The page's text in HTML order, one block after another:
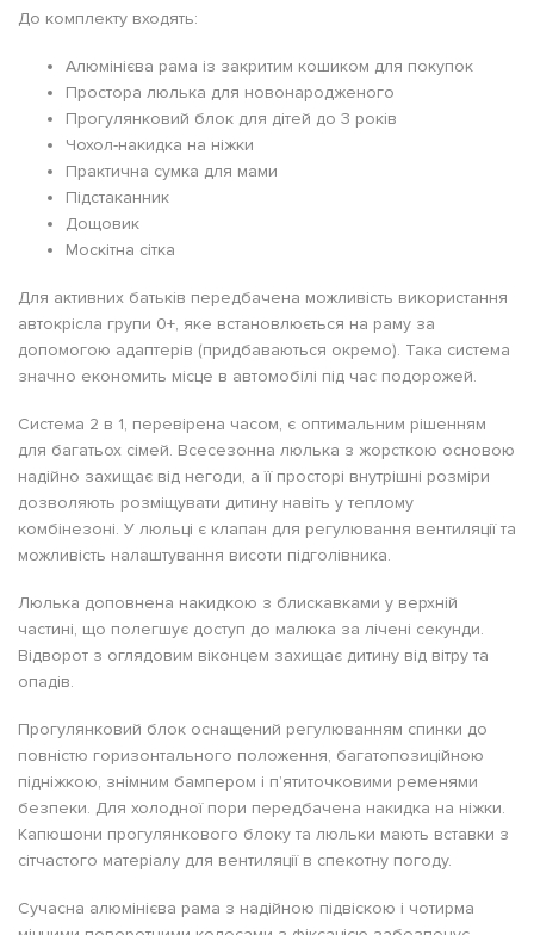
До комплекту входять:
Алюмінієва рама із закритим кошиком для покупок
Простора люлька для новонародженого
Прогулянковий блок для дітей до 3 років
Чохол-накидка на ніжки
Практична сумка для мами
Підстаканник
Дощовик
Москітна сітка
Для активних батьків передбачена можливість використання
автокрісла групи 0+, яке встановлюється на раму за
допомогою адаптерів (придбаваються окремо). Така система
значно економить місце в автомобілі під час подорожей.
Система 2 в 1, перевірена часом, є оптимальним рішенням
для багатьох сімей. Всесезонна люлька з жорсткою основою
надійно захищає від негоди, а її просторі внутрішні розміри
дозволяють розміщувати дитину навіть у теплому
комбінезоні. У люльці є клапан для регулювання вентиляції та
можливість налаштування висоти підголівника.
Люлька доповнена накидкою з блискавками у верхній
частині, що полегшує доступ до малюка за лічені секунди.
Відворот з оглядовим віконцем захищає дитину від вітру та
опадів.
Прогулянковий блок оснащений регулюванням спинки до
повністю горизонтального положення, багатопозиційною
підніжкою, знімним бампером і п’ятиточковими ременями
безпеки. Для холодної пори передбачена накидка на ніжки.
Капюшони прогулянкового блоку та люльки мають вставки з
сітчастого матеріалу для вентиляції в спекотну погоду.
Сучасна алюмінієва рама з надійною підвіскою і чотирма